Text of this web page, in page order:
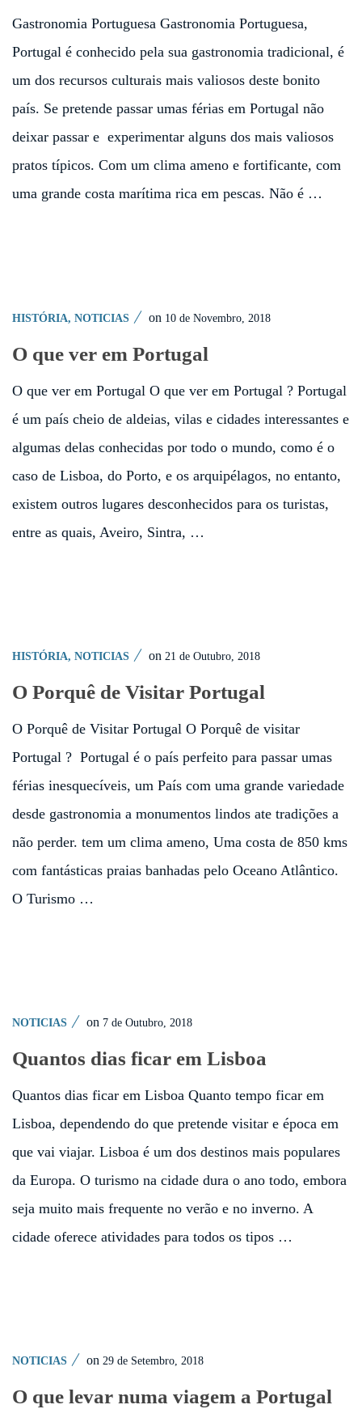
Gastronomia Portuguesa Gastronomia Portuguesa,
Portugal é conhecido pela sua gastronomia tradicional, é
um dos recursos culturais mais valiosos deste bonito
país. Se pretende passar umas férias em Portugal não
deixar passar e experimentar alguns dos mais valiosos
pratos típicos. Com um clima ameno e fortificante, com
uma grande costa marítima rica em pescas. Não é …
HISTÓRIA, NOTICIAS on 10 de Novembro, 2018
O que ver em Portugal
O que ver em Portugal O que ver em Portugal ? Portugal
é um país cheio de aldeias, vilas e cidades interessantes e
algumas delas conhecidas por todo o mundo, como é o
caso de Lisboa, do Porto, e os arquipélagos, no entanto,
existem outros lugares desconhecidos para os turistas,
entre as quais, Aveiro, Sintra, …
HISTÓRIA, NOTICIAS on 21 de Outubro, 2018
O Porquê de Visitar Portugal
O Porquê de Visitar Portugal O Porquê de visitar
Portugal ? Portugal é o país perfeito para passar umas
férias inesquecíveis, um País com uma grande variedade
desde gastronomia a monumentos lindos ate tradições a
não perder. tem um clima ameno, Uma costa de 850 kms
com fantásticas praias banhadas pelo Oceano Atlântico.
O Turismo …
NOTICIAS on 7 de Outubro, 2018
Quantos dias ficar em Lisboa
Quantos dias ficar em Lisboa Quanto tempo ficar em
Lisboa, dependendo do que pretende visitar e época em
que vai viajar. Lisboa é um dos destinos mais populares
da Europa. O turismo na cidade dura o ano todo, embora
seja muito mais frequente no verão e no inverno. A
cidade oferece atividades para todos os tipos …
NOTICIAS on 29 de Setembro, 2018
O que levar numa viagem a Portugal